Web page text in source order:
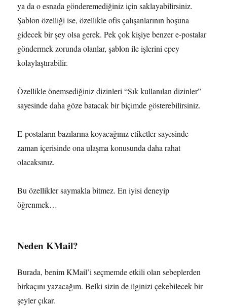
ya da o esnada gönderemediğiniz için saklayabilirsiniz.
Şablon özelliği ise, özellikle ofis çalışanlarının hoşuna
gidecek bir şey olsa gerek. Pek çok kişiye benzer e-postalar
göndermek zorunda olanlar, şablon ile işlerini epey
kolaylaştırabilir.
Özellikle önemsediğiniz dizinleri “Sık kullanılan dizinler”
sayesinde daha göze batacak bir biçimde gösterebilirsiniz.
E-postaların bazılarına koyacağınız etiketler sayesinde
zaman içerisinde ona ulaşma konusunda daha rahat
olacaksınız.
Bu özellikler saymakla bitmez. En iyisi deneyip
öğrenmek…
Neden KMail?
Burada, benim KMail’i seçmemde etkili olan sebeplerden
birkaçını yazacağım. Belki sizin de ilginizi çekebilecek bir
şeyler çıkar.